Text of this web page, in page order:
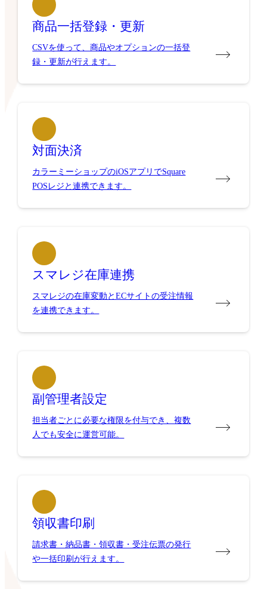
商品一括登録・更新
CSVを使って、商品やオプションの一括登
録・更新が行えます。
対面決済
カラーミーショップのiOSアプリでSquare
POSレジと連携できます。
スマレジ在庫連携
スマレジの在庫変動とECサイトの受注情報
を連携できます。
副管理者設定
担当者ごとに必要な権限を付与でき、複数
人でも安全に運営可能。
領収書印刷
請求書・納品書・領収書・受注伝票の発行
や一括印刷が行えます。